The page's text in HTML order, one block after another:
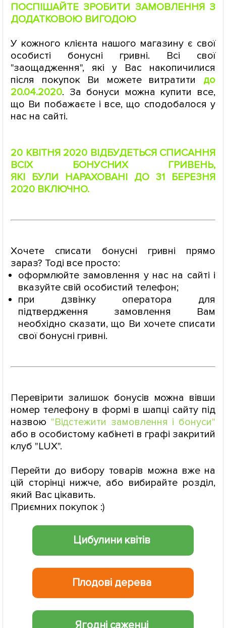
ПОСПІШАЙТЕ ЗРОБИТИ ЗАМОВЛЕННЯ З
ДОДАТКОВОЮ ВИГОДОЮ
У кожного клієнта нашого магазину є свої
особисті бонусні гривні. Всі свої
"заощадження", які у Вас накопичилися
після покупок Ви можете витратити до
20.04.2020. За бонуси можна купити все,
що Ви побажаєте і все, що сподобалося у
нас на сайті.
20 КВІТНЯ 2020 ВІДБУДЕТЬСЯ СПИСАННЯ
ВСІХ БОНУСНИХ ГРИВЕНЬ,
ЯКІ БУЛИ НАРАХОВАНІ ДО 31 БЕРЕЗНЯ
2020 ВКЛЮЧНО.
Хочете списати бонусні гривні прямо
зараз? Тоді все просто:
оформлюйте замовлення у нас на сайті і
вказуйте свій особистий телефон;
при дзвінку оператора для
підтвердження замовлення Вам
необхідно сказати, що Ви хочете списати
свої бонусні гривні.
Перевірити залишок бонусів можна вівши
номер телефону в формі в шапці сайту під
назвою "Відстежити замовлення і бонуси"
або в особистому кабінеті в графі закритий
клуб "LUX".
Перейти до вибору товарів можна вже на
цій сторінці нижче, або вибирайте розділ,
який Вас цікавить.
Приємних покупок :)
Цибулини квітів
Плодові дерева
Ягодні саженці